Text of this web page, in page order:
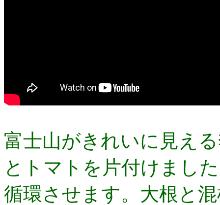
富士山がきれいに見え
とトマトを片付けまし
循環させます。大根と